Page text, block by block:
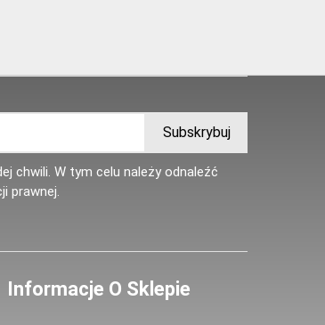
chwili. W tym celu należy odnaleźć
prawnej.
Informacje O Sklepie